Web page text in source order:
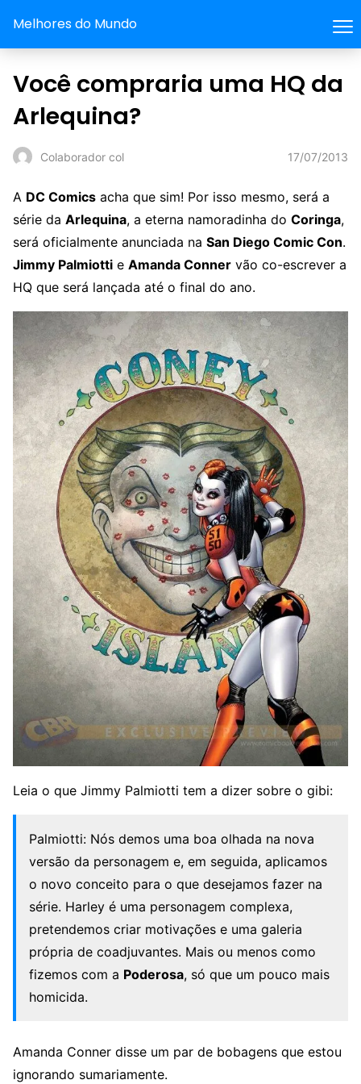
Melhores do Mundo
Você compraria uma HQ da
Arlequina?
Colaborador col 17/07/2013
A DC Comics acha que sim! Por isso mesmo, será a
série da Arlequina, a eterna namoradinha do Coringa,
será oficialmente anunciada na San Diego Comic Con.
Jimmy Palmiotti e Amanda Conner vão co-escrever a
HQ que será lançada até o final do ano.
Leia o que Jimmy Palmiotti tem a dizer sobre o gibi:
Palmiotti: Nós demos uma boa olhada na nova
versão da personagem e, em seguida, aplicamos
o novo conceito para o que desejamos fazer na
série. Harley é uma personagem complexa,
pretendemos criar motivações e uma galeria
própria de coadjuvantes. Mais ou menos como
fizemos com a Poderosa, só que um pouco mais
homicida.
Amanda Conner disse um par de bobagens que estou
ignorando sumariamente.